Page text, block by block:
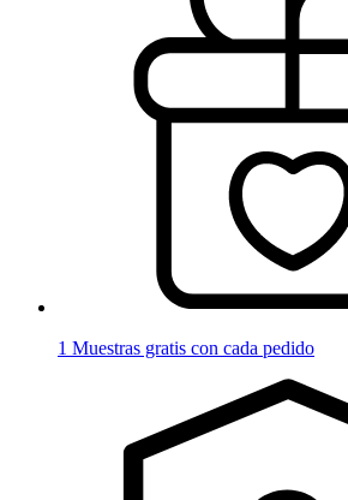
1 Muestras gratis con cada pedido